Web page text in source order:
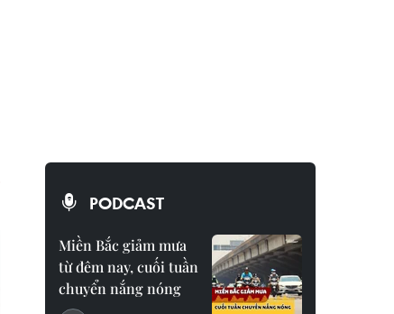
PODCAST
Miền Bắc giảm mưa
từ đêm nay, cuối tuần
chuyển nắng nóng